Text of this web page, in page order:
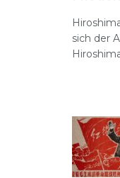
sich der